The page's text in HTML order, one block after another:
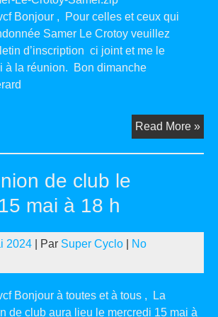
Bonjour , Pour celles et ceux qui
Samer Le Crotoy veuillez
d’inscription ci joint et me le
à la réunion. Bon dimanche
Read More »
de club le
mai à 18 h
2024 | Par Super Cyclo
No
Bonjour à toutes et à tous , La
de club aura lieu le mercredi 15 mai à